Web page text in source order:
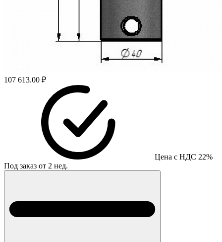
107 613.00 ₽
Цена с НДС 22%
Под заказ от 2 нед.